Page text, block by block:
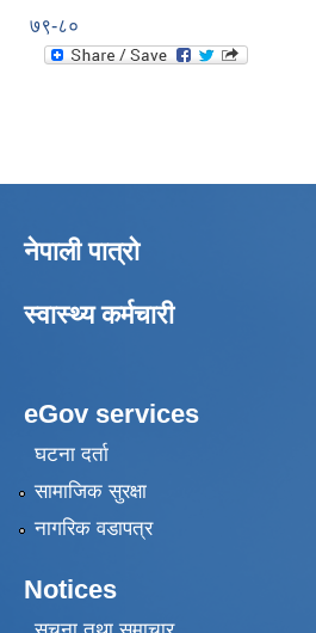
७९-८०
नेपाली पात्रो
स्वास्थ्य कर्मचारी
eGov services
घटना दर्ता
सामाजिक सुरक्षा
नागरिक वडापत्र
Notices